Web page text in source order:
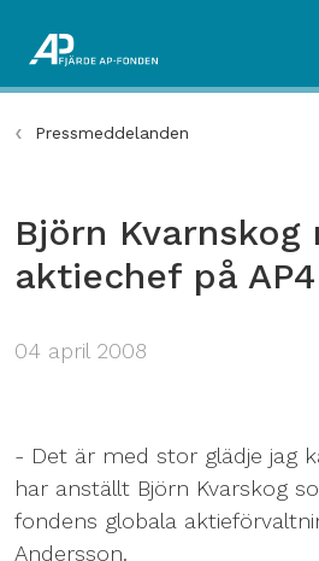
Pressmeddelanden
Björn Kvarnskog
aktiechef på AP4
04 april 2008
- Det är med stor glädje jag
har anställt Björn Kvarskog
fondens globala
Andersson.